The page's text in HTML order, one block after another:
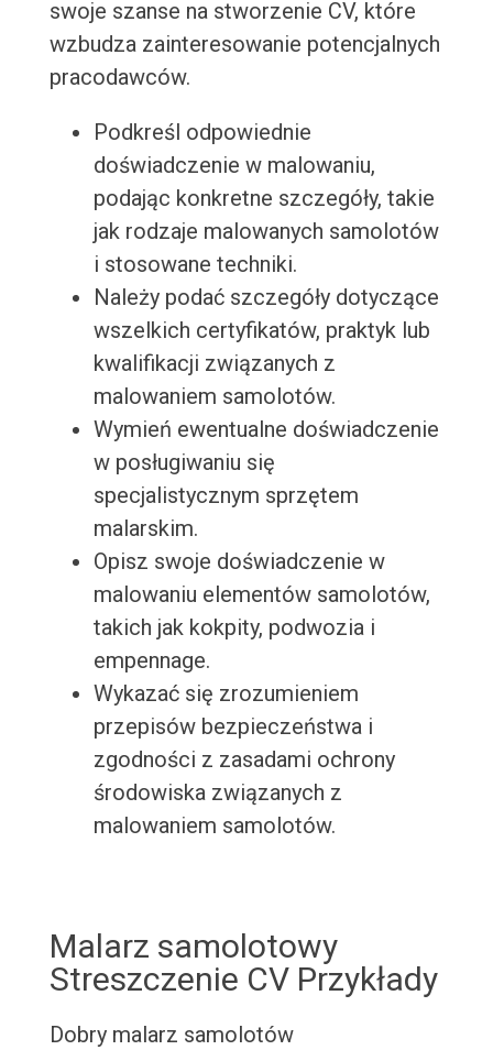
swoje szanse na stworzenie CV, które
wzbudza zainteresowanie potencjalnych
pracodawców.
Podkreśl odpowiednie
doświadczenie w malowaniu,
podając konkretne szczegóły, takie
jak rodzaje malowanych samolotów
i stosowane techniki.
Należy podać szczegóły dotyczące
wszelkich certyfikatów, praktyk lub
kwalifikacji związanych z
malowaniem samolotów.
Wymień ewentualne doświadczenie
w posługiwaniu się
specjalistycznym sprzętem
malarskim.
Opisz swoje doświadczenie w
malowaniu elementów samolotów,
takich jak kokpity, podwozia i
empennage.
Wykazać się zrozumieniem
przepisów bezpieczeństwa i
zgodności z zasadami ochrony
środowiska związanych z
malowaniem samolotów.
Malarz samolotowy
Streszczenie CV Przykłady
Dobry malarz samolotów